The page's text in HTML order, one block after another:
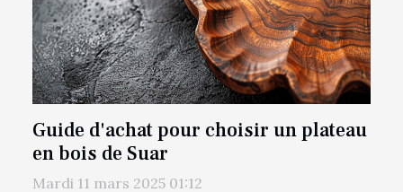
Guide d'achat pour choisir un plateau
en bois de Suar
Mardi 11 mars 2025 01:12